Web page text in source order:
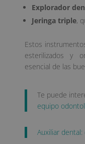
Explorador
Jeringa triple,
Estos
esterilizados y
esencial de las
Te puede
equipo
Auxiliar